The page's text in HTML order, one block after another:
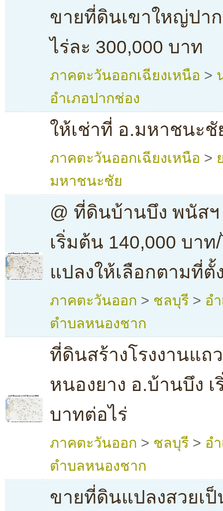
ขายที่ดินเขาใหญ่ปาก
ไร่ละ 300,000 บาท
ภาคตะวันออกเฉียงเหนือ >
อำเภอปากช่อง
ให้เช่าที่ อ.มหาชนะชั
ภาคตะวันออกเฉียงเหนือ >
มหาชนะชัย
@ ที่ดินบ้านบึง พนัส
เริ่มต้น 140,000 บา
แปลงให้เลือกตามที่ตั้
ภาคตะวันออก > ชลบุรี > อ
ตำบลหนองชาก
ที่ดินสร้างโรงงานแถ
หนองยาง อ.บ้านบึง เ
บาทต่อไร่
ภาคตะวันออก > ชลบุรี > อ
ตำบลหนองชาก
ขายที่ดินแปลงสวยเ